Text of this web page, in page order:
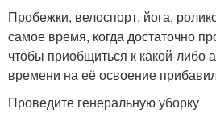
Пробежки, велоспорт, йога,
самое время, когда достаточно
чтобы приобщиться к какой-либо
времени на её освоение
Проведите генеральную уборку